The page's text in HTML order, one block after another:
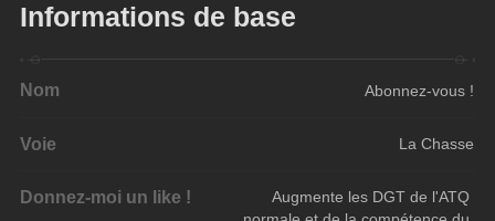
Informations de base
Nom Abonnez-vous !
Voie La Chasse
Donnez-moi un like !
Augmente les DGT de l'ATQ